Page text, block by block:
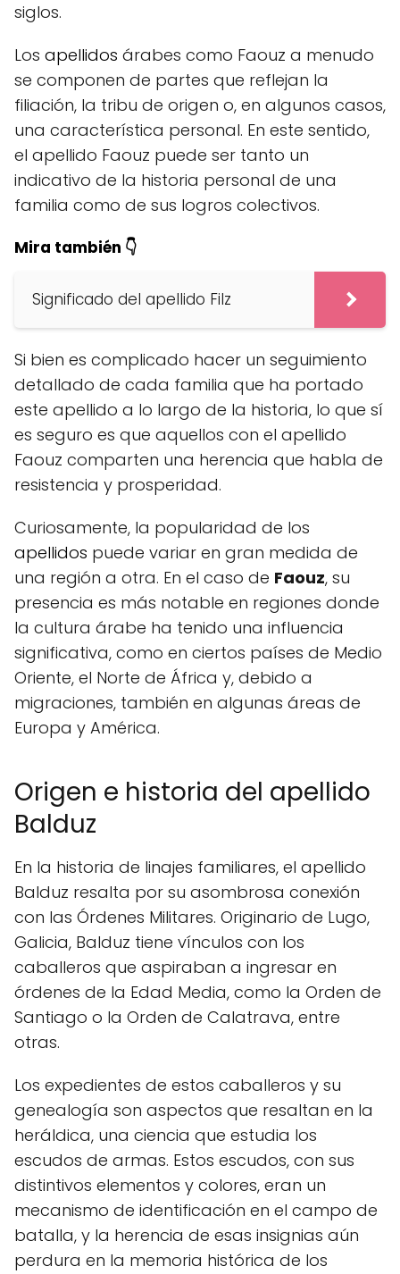
siglos.
Los apellidos árabes como Faouz a menudo
se componen de partes que reflejan la
filiación, la tribu de origen o, en algunos casos,
una característica personal. En este sentido,
el apellido Faouz puede ser tanto un
indicativo de la historia personal de una
familia como de sus logros colectivos.
Mira también 👇
Significado del apellido Filz
Si bien es complicado hacer un seguimiento
detallado de cada familia que ha portado
este apellido a lo largo de la historia, lo que sí
es seguro es que aquellos con el apellido
Faouz comparten una herencia que habla de
resistencia y prosperidad.
Curiosamente, la popularidad de los
apellidos puede variar en gran medida de
una región a otra. En el caso de Faouz, su
presencia es más notable en regiones donde
la cultura árabe ha tenido una influencia
significativa, como en ciertos países de Medio
Oriente, el Norte de África y, debido a
migraciones, también en algunas áreas de
Europa y América.
Origen e historia del apellido
Balduz
En la historia de linajes familiares, el apellido
Balduz resalta por su asombrosa conexión
con las Órdenes Militares. Originario de Lugo,
Galicia, Balduz tiene vínculos con los
caballeros que aspiraban a ingresar en
órdenes de la Edad Media, como la Orden de
Santiago o la Orden de Calatrava, entre
otras.
Los expedientes de estos caballeros y su
genealogía son aspectos que resaltan en la
heráldica, una ciencia que estudia los
escudos de armas. Estos escudos, con sus
distintivos elementos y colores, eran un
mecanismo de identificación en el campo de
batalla, y la herencia de esas insignias aún
perdura en la memoria histórica de los